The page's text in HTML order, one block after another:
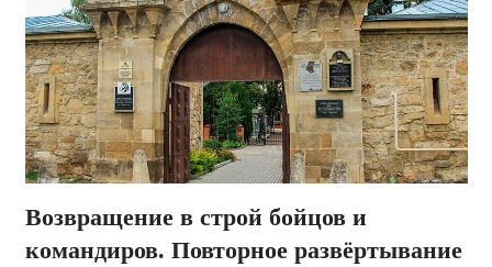
Возвращение в строй бойцов и
командиров. Повторное развёртывание